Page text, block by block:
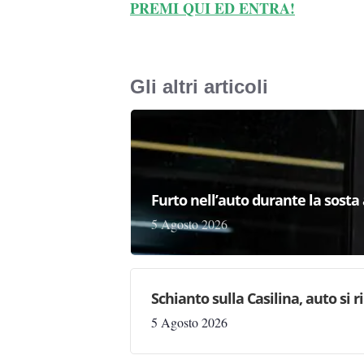
PREMI QUI ED ENTRA!
Gli altri articoli
Furto nell’auto durante la
5 Agosto 2026
Schianto sulla Casilina, auto si
5 Agosto 2026